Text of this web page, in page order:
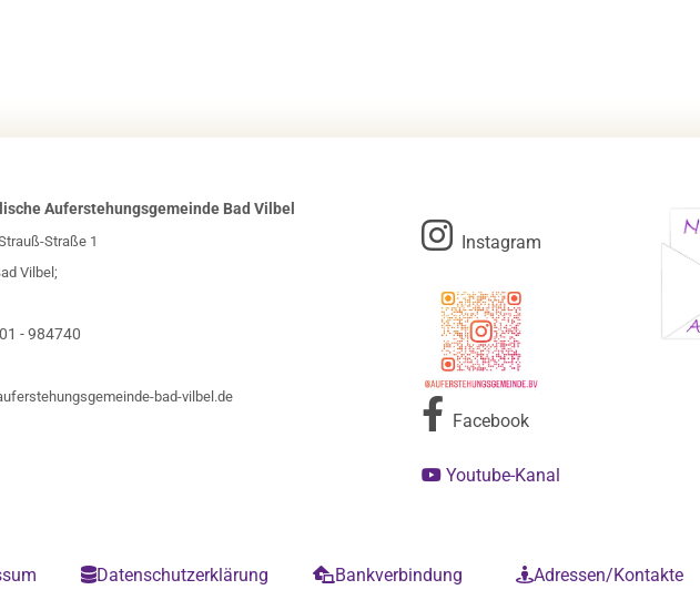
Auferstehungsgemeinde Bad Vilbel
Straße 1
Vilbel;
- 984740
bad-vilbel.de
 Instagram
 Facebook
Youtube-Kanal
Datenschutzerklärung Bankverbindung Adressen/Kontakte